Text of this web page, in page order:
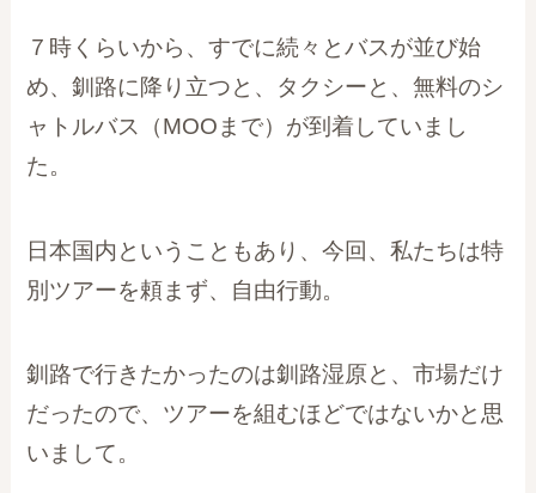
７時くらいから、すでに続々とバスが並び始
め、釧路に降り立つと、タクシーと、無料のシ
ャトルバス（MOOまで）が到着していまし
た。
日本国内ということもあり、今回、私たちは特
別ツアーを頼まず、自由行動。
釧路で行きたかったのは釧路湿原と、市場だけ
だったので、ツアーを組むほどではないかと思
いまして。